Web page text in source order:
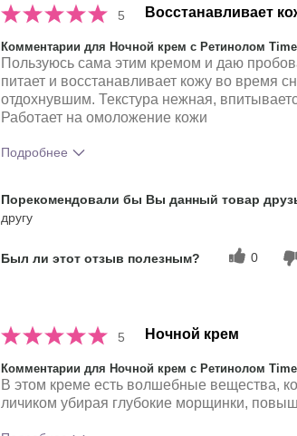
5 Восстанавливает
Комментарии для Ночной крем с Ретинолом
Пользуюсь сама этим кремом и даю
питает и восстанавливает кожу во время
отдохнувшим. Текстура нежная,
Работает на омоложение кожи
Подробнее
использования этого продукта?
Порекомендовали бы Вы данный товар
другу
Был ли этот отзыв полезным? 0
5 Ночной крем
Комментарии для Ночной крем с Ретинолом
В этом креме есть волшебные вещества,
личиком убирая глубокие морщинки,